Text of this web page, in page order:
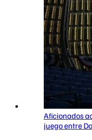
Aficionados
juego entre